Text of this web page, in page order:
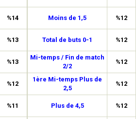
%14
%13
%13
%12
%11
Moins de 1,5 %12
Total de buts 0-1 %12
Mi-temps / Fin de match
2/2
%12
1ère Mi-temps Plus de
2,5
%12
Plus de 4,5 %12